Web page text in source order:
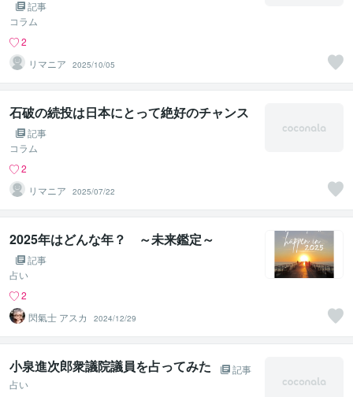
記事
コラム
2
リマニア
2025/10/05
石破の続投は日本にとって絶好のチャンス
記事
コラム
2
リマニア
2025/07/22
2025年はどんな年？ ～未来鑑定～
記事
占い
2
閃氣士 アスカ
2024/12/29
小泉進次郎衆議院議員を占ってみた
記事
占い